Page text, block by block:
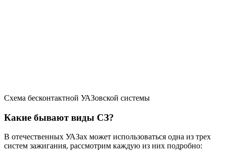
Схема бесконтактной УАЗовской системы
Какие бывают виды СЗ?
В отечественных УАЗах может использоваться одна из трех
систем зажигания, рассмотрим каждую из них подробно: